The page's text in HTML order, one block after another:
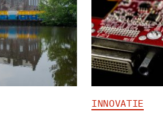
INNOVATIE